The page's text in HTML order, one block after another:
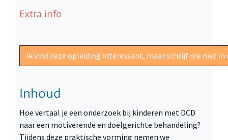
Extra info
Ik vind deze opleiding interessant, maar schrijf me niet
Inhoud
Hoe vertaal je een onderzoek bij kinderen met DCD
naar een motiverende en doelgerichte behandeling?
Tijdens deze praktische vorming nemen we